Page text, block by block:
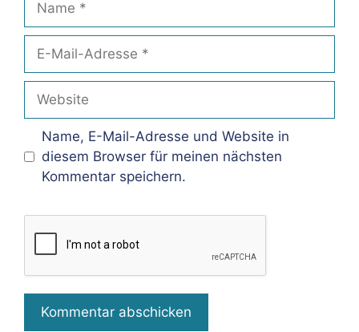
Mail-
Adresse
Name, E-Mail-Adresse und Website in
diesem Browser für meinen nächsten
Kommentar speichern.